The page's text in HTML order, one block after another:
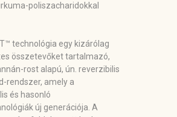
poliszacharidokkal
technológia egy kizárólag
összetevőket tartalmazó,
rost alapú, ún. reverzibilis
rendszer, amely a
és hasonló
új generációja. A